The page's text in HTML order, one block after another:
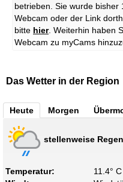
betrieben. Sie wurde bisher
Webcam oder der Link
bitte hier. Weiterhin haben
Webcam zu myCams
Das Wetter in der Region
Heute Morgen
stellenweise
Temperatur:
11.4°